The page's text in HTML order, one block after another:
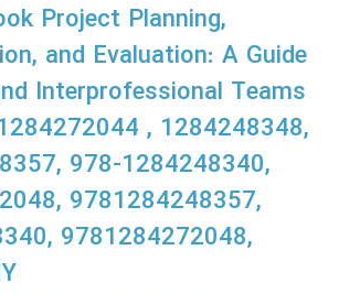
Project Planning,
and Evaluation: A Guide
Interprofessional Teams
, 1284248348,
978-1284248340,
9781284248357,
9781284272048,